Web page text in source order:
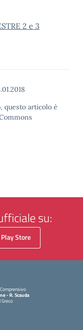
2 e 3
questo articolo è
su:
Play Store
- R. Scauda
Greco